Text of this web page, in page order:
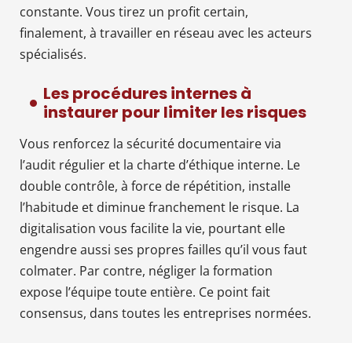
constante. Vous tirez un profit certain,
finalement, à travailler en réseau avec les acteurs
spécialisés.
Les procédures internes à
instaurer pour limiter les risques
Vous renforcez la sécurité documentaire via
l’audit régulier et la charte d’éthique interne. Le
double contrôle, à force de répétition, installe
l’habitude et diminue franchement le risque. La
digitalisation vous facilite la vie, pourtant elle
engendre aussi ses propres failles qu’il vous faut
colmater. Par contre, négliger la formation
expose l’équipe toute entière. Ce point fait
consensus, dans toutes les entreprises normées.